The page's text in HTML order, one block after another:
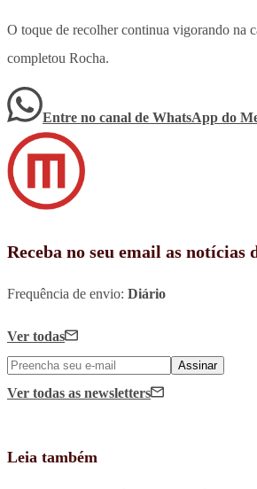
O toque de recolher continua vigorando na
completou Rocha.
Entre no canal de WhatsApp do
Receba no seu email as notícias
Frequência de envio: Diário
Ver todas
Assinar
Ver todas as newsletters
Leia também